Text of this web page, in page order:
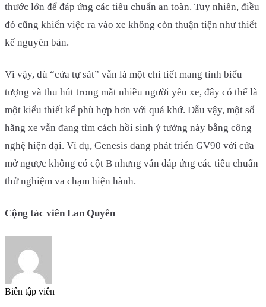
thước lớn để đáp ứng các tiêu chuẩn an toàn. Tuy nhiên, điều
đó cũng khiến việc ra vào xe không còn thuận tiện như thiết
kế nguyên bản.
Vì vậy, dù “cửa tự sát” vẫn là một chi tiết mang tính biểu
tượng và thu hút trong mắt nhiều người yêu xe, đây có thể là
một kiểu thiết kế phù hợp hơn với quá khứ. Dẫu vậy, một số
hãng xe vẫn đang tìm cách hồi sinh ý tưởng này bằng công
nghệ hiện đại. Ví dụ, Genesis đang phát triển GV90 với cửa
mở ngược không có cột B nhưng vẫn đáp ứng các tiêu chuẩn
thử nghiệm va chạm hiện hành.
Cộng tác viên Lan Quyên
Biên tập viên